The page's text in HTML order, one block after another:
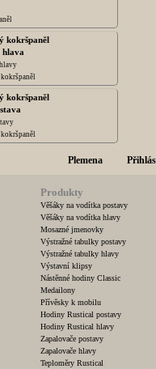
kokršpaněl
hlava
kokršpaněl
Plemena
Produkty
Věšáky na vodítka postavy
Věšáky na vodítka hlavy
Mosazné jmenovky
Výstražné tabulky postavy
Výstražné tabulky hlavy
Výstavní klipsy
Nástěnné hodiny Classic
Medailony
Přívěsky k mobilu
Hodiny Rustical postavy
Hodiny Rustical hlavy
Zapalovače postavy
Zapalovače hlavy
Teploměry Rustical